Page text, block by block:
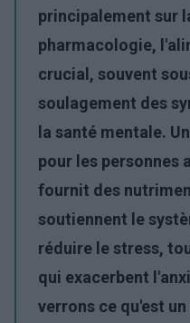
principalement sur
pharmacologie,
crucial, souvent
soulagement des
la santé mentale.
pour les personnes
fournit des
soutiennent le
réduire le stress,
qui exacerbent
verrons ce qu'est